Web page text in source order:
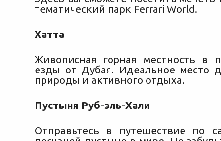
тематический парк Ferrari World.
Хатта
Живописная горная местность в
езды от Дубая. Идеальное место
природы и активного отдыха.
Пустыня Руб-эль-Хали
Отправьтесь в путешествие по